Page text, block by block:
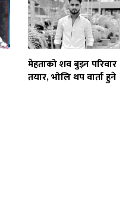
मेहताको शव बुझ्न परिवार
तयार, भोलि थप वार्ता हुने